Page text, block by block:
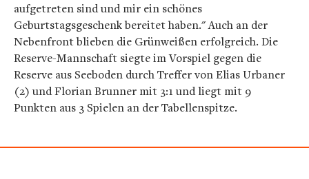
aufgetreten sind und mir ein schönes
Geburtstagsgeschenk bereitet haben." Auch an der
Nebenfront blieben die Grünweißen erfolgreich. Die
Reserve-Mannschaft siegte im Vorspiel gegen die
Reserve aus Seeboden durch Treffer von Elias Urbaner
(2) und Florian Brunner mit 3:1 und liegt mit 9
Punkten aus 3 Spielen an der Tabellenspitze.